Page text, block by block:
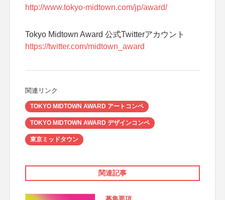
http://www.tokyo-midtown.com/jp/award/
Tokyo Midtown Award 公式Twitterアカウント
https://twitter.com/midtown_award
関連リンク
TOKYO MIDTOWN AWARD アートコンペ
TOKYO MIDTOWN AWARD デザインコンペ
東京ミッドタウン
関連記事